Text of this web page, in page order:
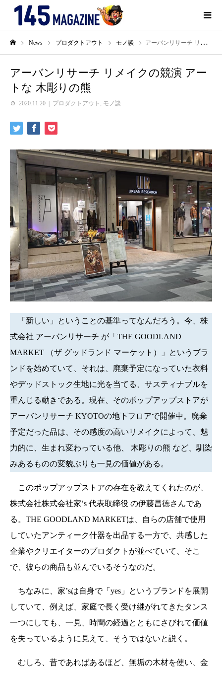
News プロダクトアウト モノ談 アーバンリサーチ リメイクの競演 アートな 木彫りの熊
アーバンリサーチ リメイクの競演 アー
トな 木彫りの熊
2020.11.20 プロダクトアウト モノ談
「新しい」ということの基準ってなんだろう。今、株
式会社 アーバンリサーチ が「THE GOODLAND
MARKET （ザ グッドランド マーケット）」というブラ
ンドを始めていて、それは、廃棄予定になっていた衣料
やデッドストック生地に光を当てる、サスティナブルを
重んじる動きである。現在、そのポップアップストアが
アーバンリサーチ KYOTOの地下フロアで開催中。廃棄
予定だった品は、その感度の高いリメイクによって、魅
力的に、生まれ変わっている他、 木彫りの熊 など、馴染
みあるものの変貌ぶりも一見の価値がある。
このポップアップストアの存在を教えてくれたのが、
株式会社株式会社家’s 代表取締役 の伊藤昌徳さんであ
る。THE GOODLAND MARKETは、自らの店舗で使用
していたアンティーク什器を出品する一方で、共感した
企業やクリエイターのプロダクトが並べていて、そこ
で、彼らの商品も並んでいるそうなのだ。
ちなみに、家’sは自身で「yes」というブランドを展開
していて、例えば、家庭で長く受け継がれてきたタンス
一つにしても、一見、時間の経過とともにさびれて価値
を失っているように見えて、そうではないと説く。
むしろ、昔であればあるほど、無垢の木材を使い、金